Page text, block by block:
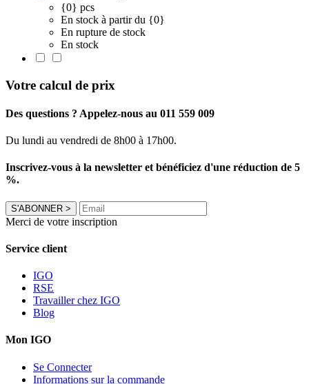
{0} pcs
En stock à partir du {0}
En rupture de stock
En stock
Votre calcul de prix
Des questions ? Appelez-nous au 011 559 009
Du lundi au vendredi de 8h00 à 17h00.
Inscrivez-vous à la newsletter et bénéficiez d'une réduction de 5
%.
S'ABONNER >
Merci de votre inscription
Service client
IGO
RSE
Travailler chez IGO
Blog
Mon IGO
Se Connecter
Informations sur la commande